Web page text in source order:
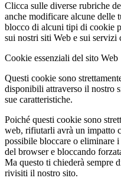
Clicca sulle diverse rubriche
anche modificare alcune delle
blocco di alcuni tipi di cookie
sui nostri siti Web e sui
Cookie essenziali del sito Web
Questi cookie sono
disponibili attraverso il nostro
sue caratteristiche.
Poiché questi cookie sono
web, rifiutarli avrà un impatto
possibile bloccare o eliminare
del browser e bloccando
Ma questo ti chiederà sempre
rivisiti il nostro sito.